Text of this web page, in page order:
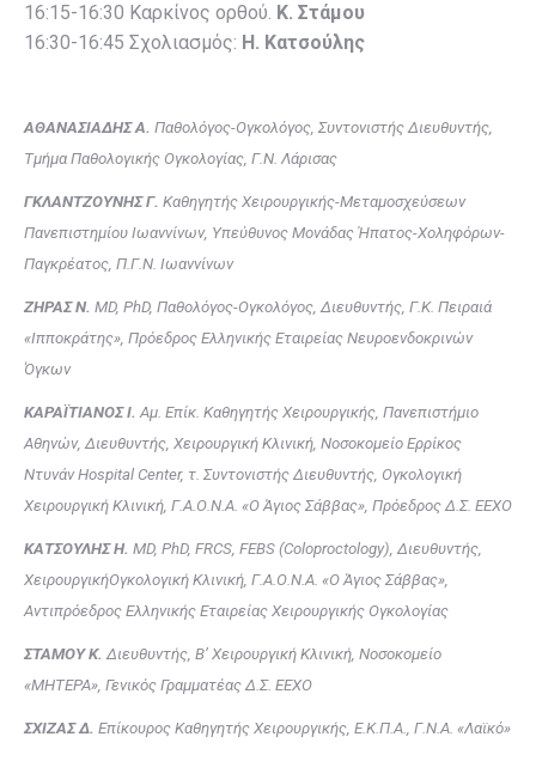
16:15-16:30 Καρκίνος ορθού. Κ. Στάμου
16:30-16:45 Σχολιασμός: Η. Κατσούλης
ΑΘΑΝΑΣΙΑΔΗΣ Α. Παθολόγος-Ογκολόγος, Συντονιστής Διευθυντής,
Τμήμα Παθολογικής Ογκολογίας, Γ.Ν. Λάρισας
ΓΚΛΑΝΤΖΟΥΝΗΣ Γ. Καθηγητής Χειρουργικής-Μεταμοσχεύσεων
Πανεπιστημίου Ιωαννίνων, Υπεύθυνος Μονάδας Ήπατος-Χοληφόρων-
Παγκρέατος, Π.Γ.Ν. Ιωαννίνων
ΖΗΡΑΣ Ν. MD, PhD, Παθολόγος-Ογκολόγος, Διευθυντής, Γ.Κ. Πειραιά
«Ιπποκράτης», Πρόεδρος Ελληνικής Εταιρείας Νευροενδοκρινών
Όγκων
ΚΑΡΑΪΤΙΑΝΟΣ Ι. Αμ. Επίκ. Καθηγητής Χειρουργικής, Πανεπιστήμιο
Αθηνών, Διευθυντής, Χειρουργική Κλινική, Νοσοκομείο Ερρίκος
Ντυνάν Hospital Center, τ. Συντονιστής Διευθυντής, Ογκολογική
Χειρουργική Κλινική, Γ.Α.Ο.Ν.Α. «Ο Άγιος Σάββας», Πρόεδρος Δ.Σ. ΕΕΧΟ
ΚΑΤΣΟΥΛΗΣ Η. MD, PhD, FRCS, FEBS (Coloproctology), Διευθυντής,
ΧειρουργικήΟγκολογική Κλινική, Γ.Α.Ο.Ν.Α. «Ο Άγιος Σάββας»,
Αντιπρόεδρος Ελληνικής Εταιρείας Χειρουργικής Ογκολογίας
ΣΤΑΜΟΥ Κ. Διευθυντής, Β’ Χειρουργική Κλινική, Νοσοκομείο
«ΜΗΤΕΡΑ», Γενικός Γραμματέας Δ.Σ. ΕΕΧΟ
ΣΧΙΖΑΣ Δ. Επίκουρος Καθηγητής Χειρουργικής, Ε.Κ.Π.Α., Γ.Ν.Α. «Λαϊκό»